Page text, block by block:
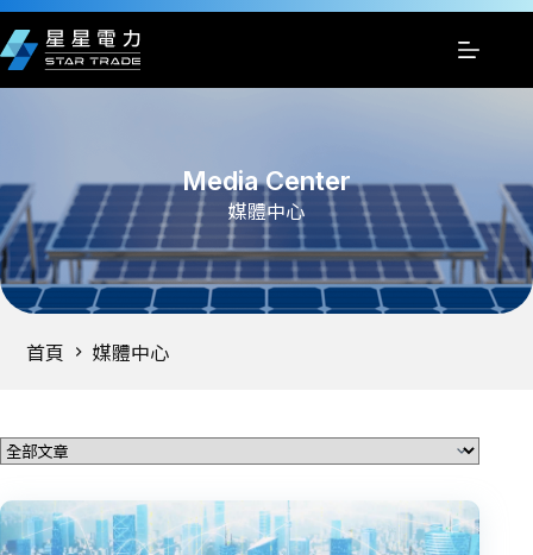
跳
至
主
Media Center
媒體中心
首頁 媒體中心
分類